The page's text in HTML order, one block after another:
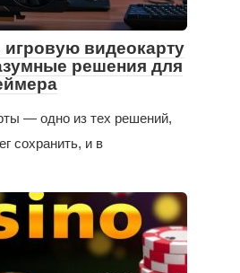
видеокарту
решения для
— одно из тех решений,
сохранить, и в